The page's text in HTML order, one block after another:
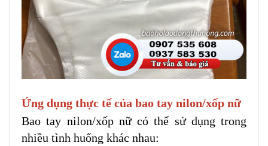
Ứng dụng thực tế của bao tay nilon/xốp nữ
Bao tay nilon/xốp nữ có thể sử dụng trong
nhiều tình huống khác nhau: